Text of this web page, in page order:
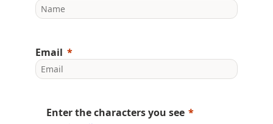
Email
Enter the characters you see